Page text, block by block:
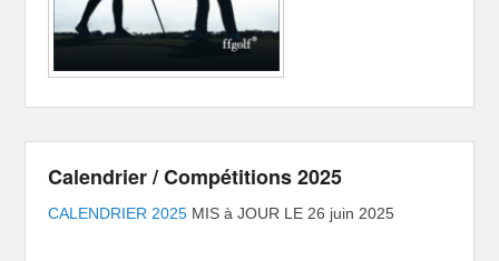
Calendrier / Compétitions 2025
CALENDRIER 2025 MIS à JOUR LE 26 juin 2025